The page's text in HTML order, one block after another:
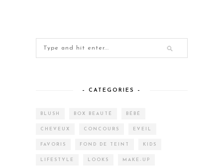
– CATEGORIES –
BLUSH BOX BEAUTÉ BÉBÉ
CHEVEUX CONCOURS EVEIL
FAVORIS FOND DE TEINT KIDS
LIFESTYLE LOOKS MAKE-UP